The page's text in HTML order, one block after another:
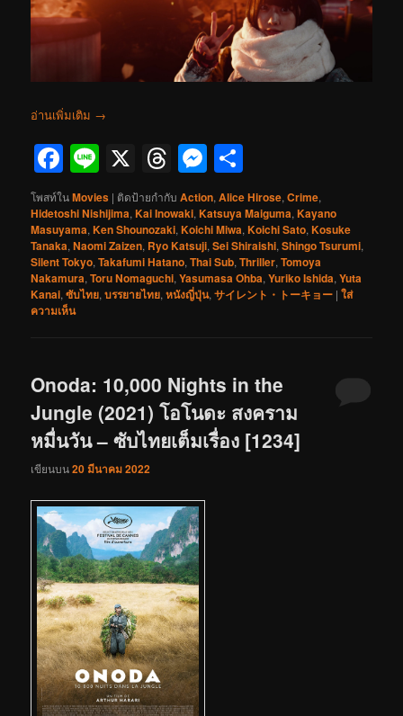
อ่านเพิ่มเติม →
Facebook
Line
X Threads
Messenger
โพสท์ในMovies | ติดป้ายกำกับ Action,Alice Hirose,Crime,
Hidetoshi Nishijima,Kai Inowaki,Katsuya Maiguma,Kayano
Masuyama,Ken Shounozaki,Koichi Miwa,Koichi Sato,Kosuke
Tanaka,Naomi Zaizen, Ryo Katsuji,Sei Shiraishi,Shingo Tsurumi,
Silent Tokyo,Takafumi Hatano,Thai Sub,Thriller,Tomoya
Nakamura,Toru Nomaguchi,Yasumasa Ohba,Yuriko Ishida,Yuta
Kanai,ซับไทย,บรรยายไทย,หนังญี่ปุ่น,サイレント・トーキョー |ใส่
ความเห็น
Onoda: 10,000 Nights in the
Jungle (2021) โอโนดะ สงคราม
หมื่นวัน – ซับไทยเต็มเรื่อง [1234]
เขียนบน20 มีนาคม 2022